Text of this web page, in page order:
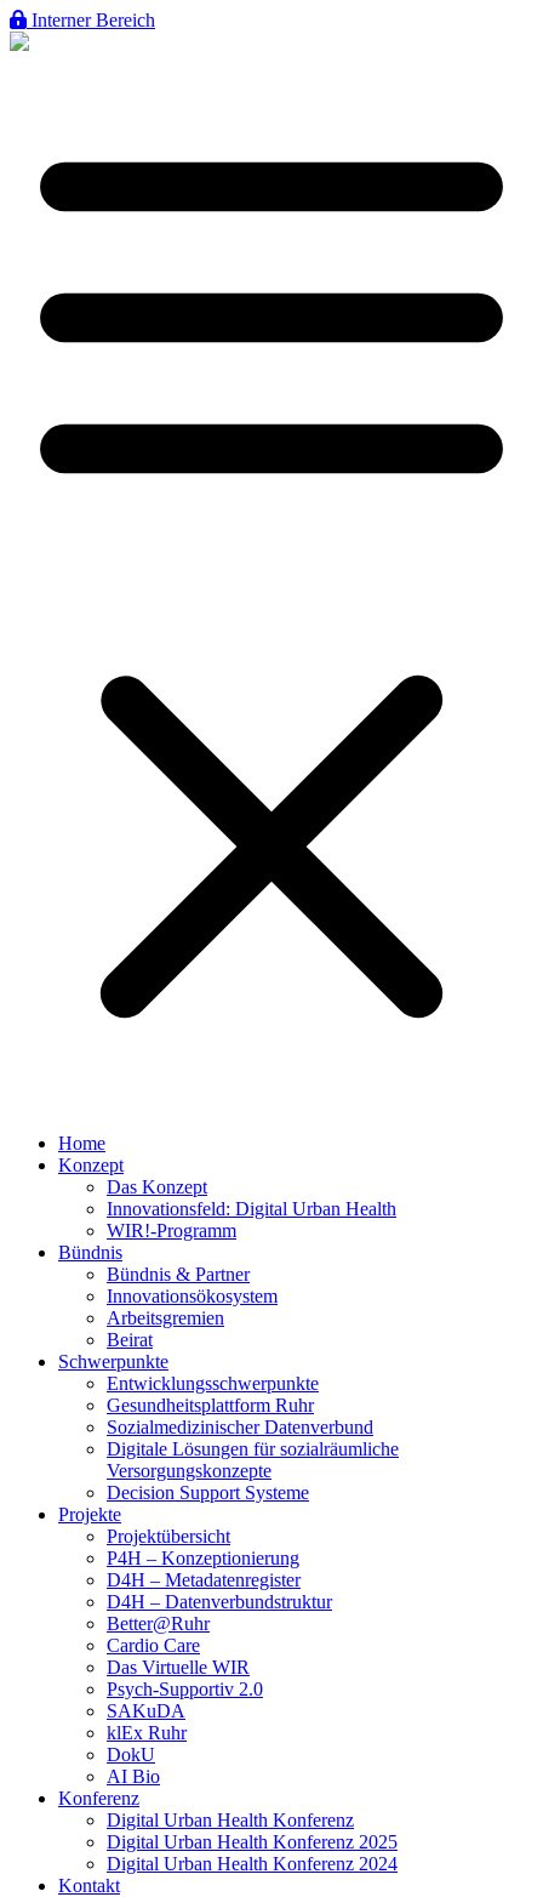
Interner Bereich
Home
Konzept
Das Konzept
Innovationsfeld: Digital Urban Health
WIR!-Programm
Bündnis
Bündnis & Partner
Innovationsökosystem
Arbeitsgremien
Beirat
Schwerpunkte
Entwicklungsschwerpunkte
Gesundheitsplattform Ruhr
Sozialmedizinischer Datenverbund
Digitale Lösungen für sozialräumliche
Versorgungskonzepte
Decision Support Systeme
Projekte
Projektübersicht
P4H – Konzeptionierung
D4H – Metadatenregister
D4H – Datenverbundstruktur
Better@Ruhr
Cardio Care
Das Virtuelle WIR
Psych-Supportiv 2.0
SAKuDA
klEx Ruhr
DokU
AI Bio
Konferenz
Digital Urban Health Konferenz
Digital Urban Health Konferenz 2025
Digital Urban Health Konferenz 2024
Kontakt